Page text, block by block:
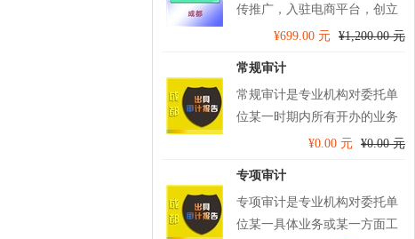
传推广，入驻电商平台，创立
无形资产，申请官方认证，防
法权益！！
¥699.00 元 ¥1,200.00 元
常规审计
常规审计是专业机构对委托单
位某一时期内所有开办的业务
及工作进行的审计，并出具审
¥0.00 元 ¥0.00 元
专项审计
专项审计是专业机构对委托单
位某一具体业务或某一方面工